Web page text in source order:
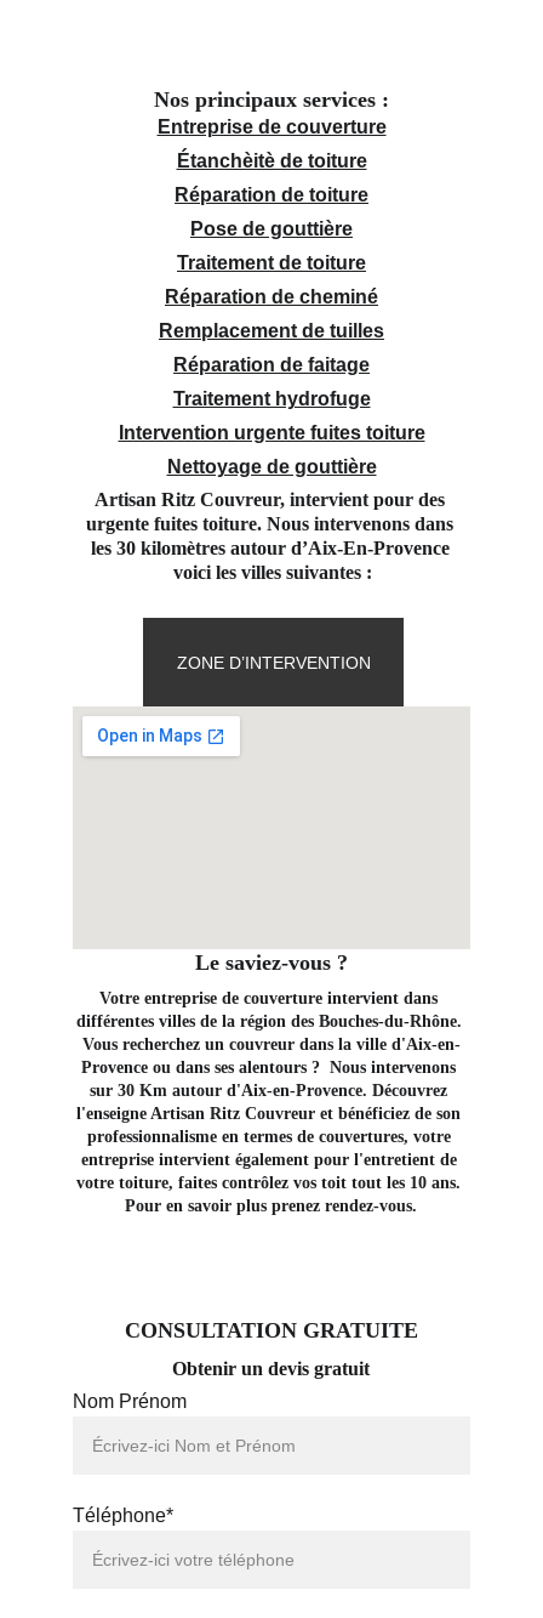
Nos principaux services :
Entreprise de couverture
Étanchèitè de toiture
Réparation de toiture
Pose de gouttière
Traitement de toiture
Réparation de cheminé
Remplacement de tuilles
Réparation de faitage
Traitement hydrofuge
Intervention urgente fuites toiture
Nettoyage de gouttière
Artisan Ritz Couvreur, intervient pour des
urgente fuites toiture. Nous intervenons dans
les 30 kilomètres autour d’Aix-En-Provence
voici les villes suivantes :
ZONE D’INTERVENTION
Nom Prénom
Téléphone*
Le saviez-vous ?
Votre entreprise de couverture intervient dans
différentes villes de la région des Bouches-du-Rhône.
Vous recherchez un couvreur dans la ville d'Aix-en-
Provence ou dans ses alentours ?  Nous intervenons
sur 30 Km autour d'Aix-en-Provence. Découvrez
l'enseigne Artisan Ritz Couvreur et bénéficiez de son
professionnalisme en termes de couvertures, votre
entreprise intervient également pour l'entretient de
votre toiture, faites contrôlez vos toit tout les 10 ans.
Pour en savoir plus prenez rendez-vous.
CONSULTATION GRATUITE
Obtenir un devis gratuit